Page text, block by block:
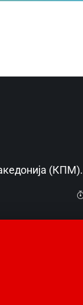
(КПМ).